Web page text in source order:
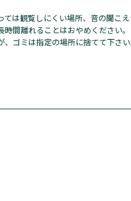
は観覧しにくい場所、音の聞こえ
間離れることはおやめください。
ゴミは指定の場所に捨てて下さ